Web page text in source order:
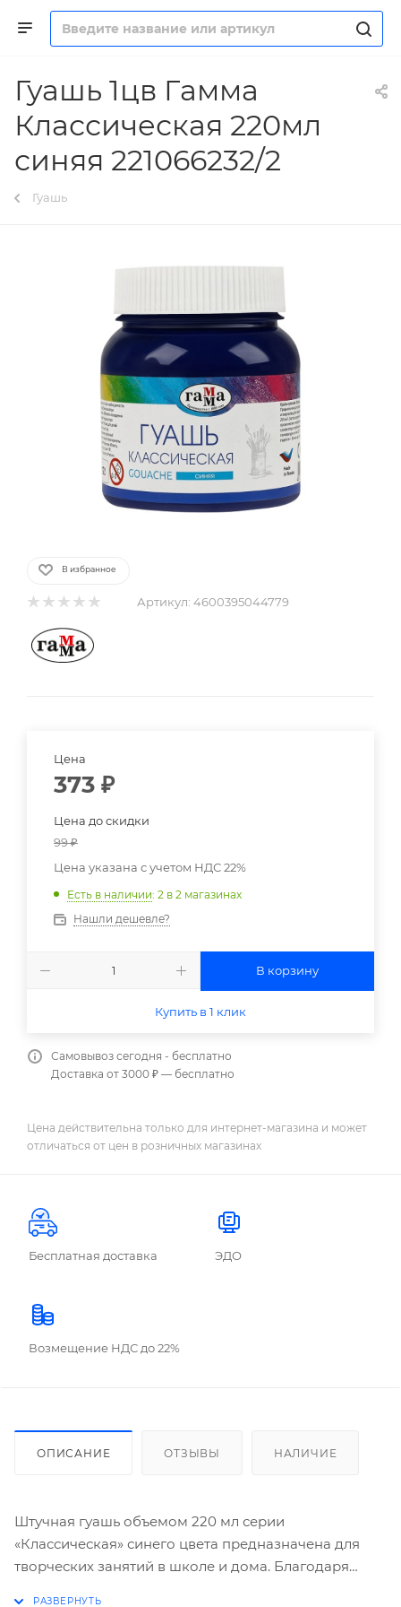
Гуашь 1цв Гамма
Классическая 220мл
синяя 221066232/2
Гуашь
В избранное
Артикул: 4600395044779
Цена
373 ₽
Цена до скидки
99₽
Цена указана с учетом НДС 22%
Есть в наличии: 2 в 2 магазинах
Нашли дешевле?
В корзину
Купить в 1 клик
Самовывоз сегодня - бесплатно
Доставка от 3000 ₽ — бесплатно
Цена действительна только для интернет-магазина и может
отличаться от цен в розничных магазинах
Бесплатная доставка ЭДО
Возмещение НДС до 22%
ОПИСАНИЕ ОТЗЫВЫ НАЛИЧИЕ
Штучная гуашь объемом 220 мл серии
«Классическая» синего цвета предназначена для
творческих занятий в школе и дома. Благодаря